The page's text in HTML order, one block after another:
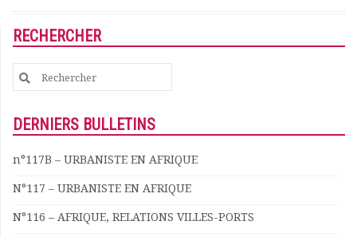
Kiosk
Ressources
Nos actions
Podcast-AdP
Journées d’études
Concours vidéo
Matinales
Publications et rapports
RECHERCHER
Search
for:
DERNIERS BULLETINS
n°117B – URBANISTE EN AFRIQUE
N°117 – URBANISTE EN AFRIQUE
N°116 – AFRIQUE, RELATIONS VILLES-PORTS